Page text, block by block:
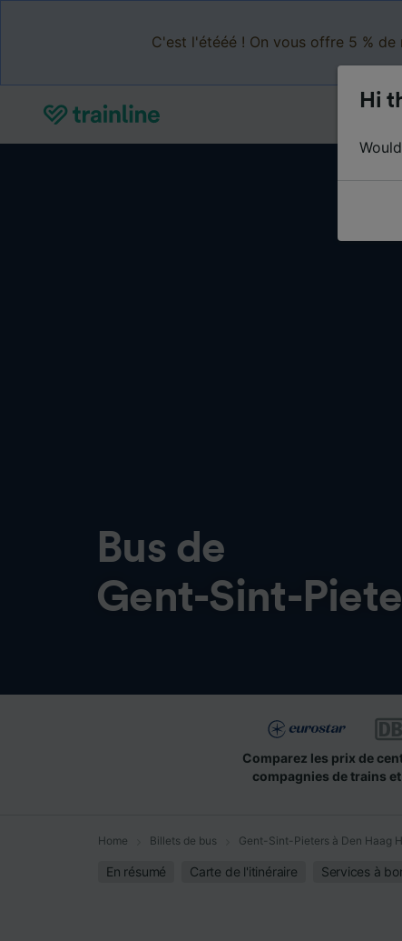
C'est l'étééé ! On vous offre 5 %
Bus de
Gent-Sint-
Comparez les prix de
compagnies de trains
Home Billets de bus Gent-Sint-Pieters à Den Haag
En résumé Carte de l'itinéraire Services à
Hi